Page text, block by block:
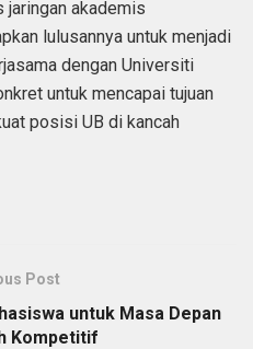
jaringan akademis
lulusannya untuk menjadi
dengan Universiti
untuk mencapai tujuan
posisi UB di kancah
Post
untuk Masa Depan
Kompetitif